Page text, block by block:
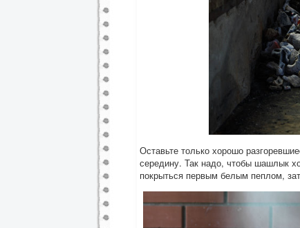
Оставьте только хорошо
середину. Так надо, чтобы шашлык
покрыться первым белым пеплом,